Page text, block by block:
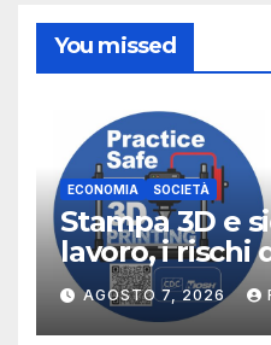
You missed
ECONOMIA SOCIETÀ
Stampa 3D e
lavoro, i rischi
NIOSH
AGOSTO 7, 2026